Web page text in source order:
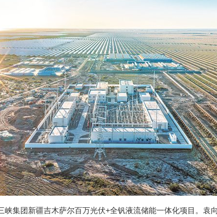
峡集团新疆吉木萨尔百万光伏+全钒液流储能一体化项目。袁